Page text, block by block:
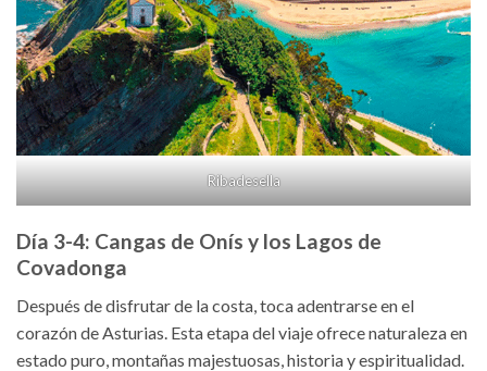
Ribadesella
Día 3-4: Cangas de Onís y los Lagos de
Covadonga
Después de disfrutar de la costa, toca adentrarse en el
corazón de Asturias. Esta etapa del viaje ofrece naturaleza en
estado puro, montañas majestuosas, historia y espiritualidad.